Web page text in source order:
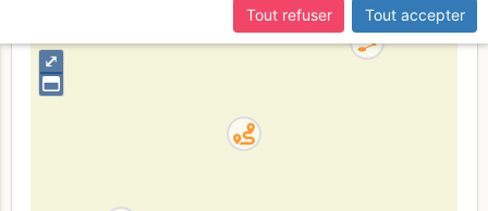
⤢
Tout refuser
Tout accepter